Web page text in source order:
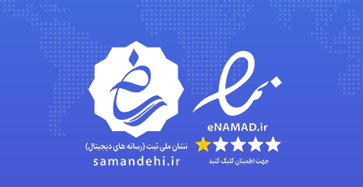
HaddadiMahsa
Niloofar